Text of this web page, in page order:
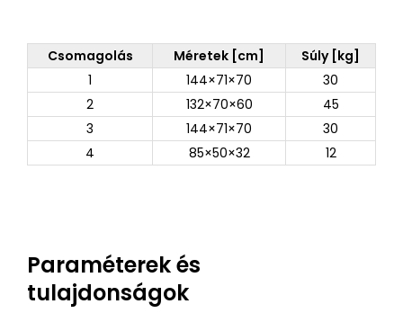
Csomagolás Méretek [cm]
Súly [kg]
1
144×71×70
30
2
132×70×60
45
3
144×71×70
30
4
85×50×32 12
Paraméterek és
tulajdonságok